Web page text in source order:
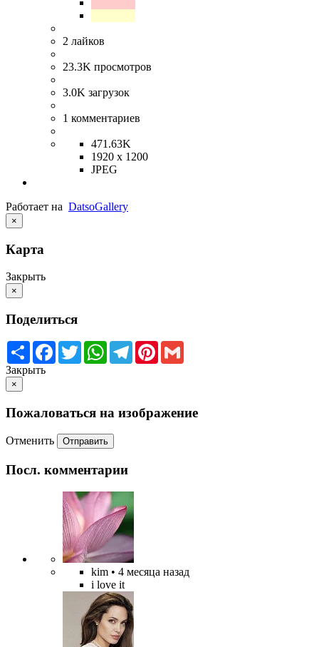
2 лайков
23.3K просмотров
3.0K загрузок
1 комментариев
471.63K
1920 x 1200
JPEG
Работает на DatsoGallery
×
Карта
Закрыть
×
Поделиться
Share Facebook
TwitterWhatsApp
TelegramPinterest
Закрыть
×
Пожаловаться на изображение
Отменить Отправить
Посл. комментарии
kim • 4 месяца назад
i love it